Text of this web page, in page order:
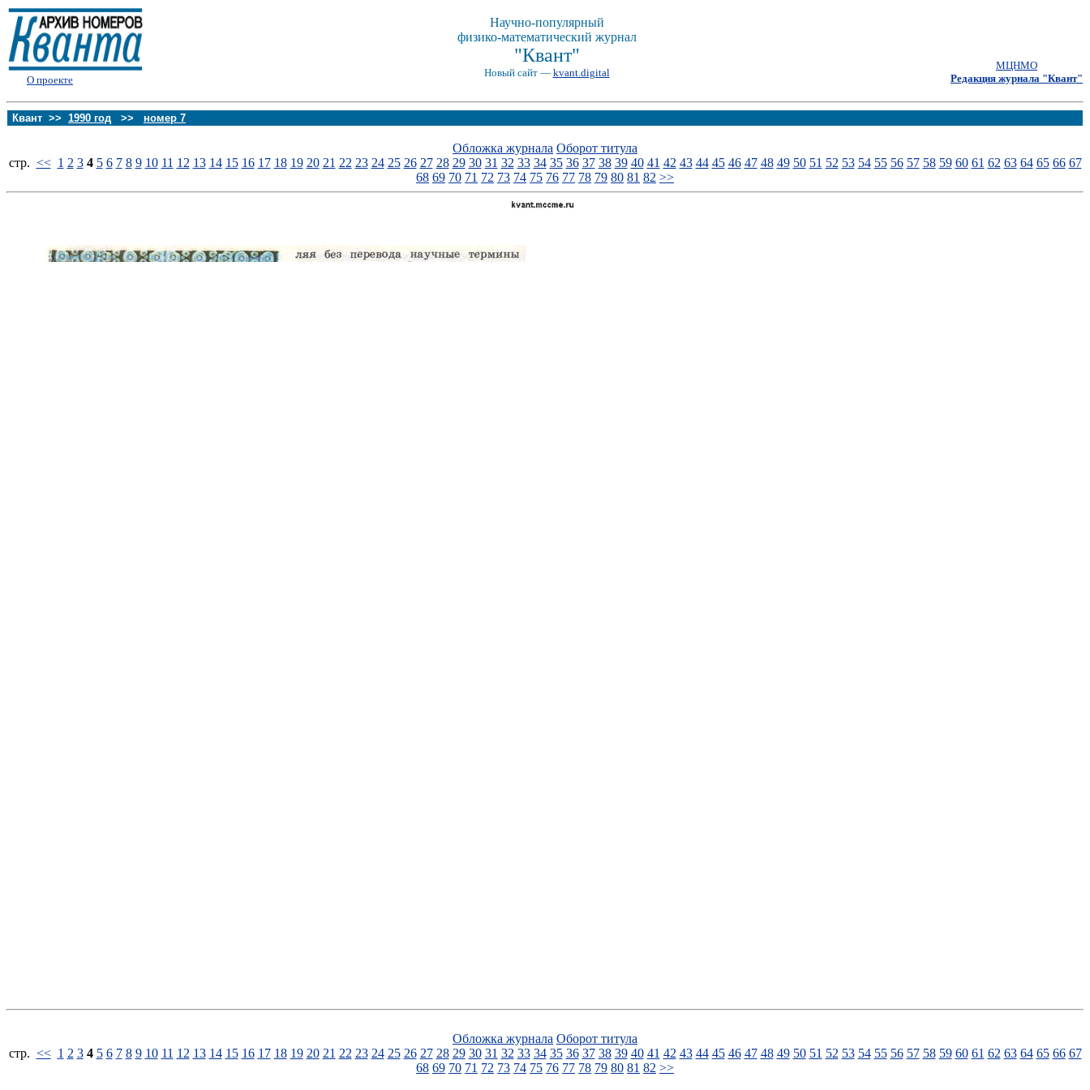
О проекте
Научно-популярный
физико-математический журнал
"Квант"
Новый сайт — kvant.digital
МЦНМО
Редакция журнала "Квант"
Квант >> 1990 год >> номер 7
Обложка журнала Оборот титула
стp. << 1 2 3 4 5 6 7 8 9 10 11 12 13 14 15 16 17 18 19 20 21 22 23 24 25 26 27 28 29 30 31 32 33 34 35 36 37 38 39 40 41 42 43 44 45 46 47 48 49 50 51 52 53 54 55 56 57 58 59 60 61 62 63 64 65 66 67
68 69 70 71 72 73 74 75 76 77 78 79 80 81 82 >>
Обложка журнала Оборот титула
стp. << 1 2 3 4 5 6 7 8 9 10 11 12 13 14 15 16 17 18 19 20 21 22 23 24 25 26 27 28 29 30 31 32 33 34 35 36 37 38 39 40 41 42 43 44 45 46 47 48 49 50 51 52 53 54 55 56 57 58 59 60 61 62 63 64 65 66 67
68 69 70 71 72 73 74 75 76 77 78 79 80 81 82 >>